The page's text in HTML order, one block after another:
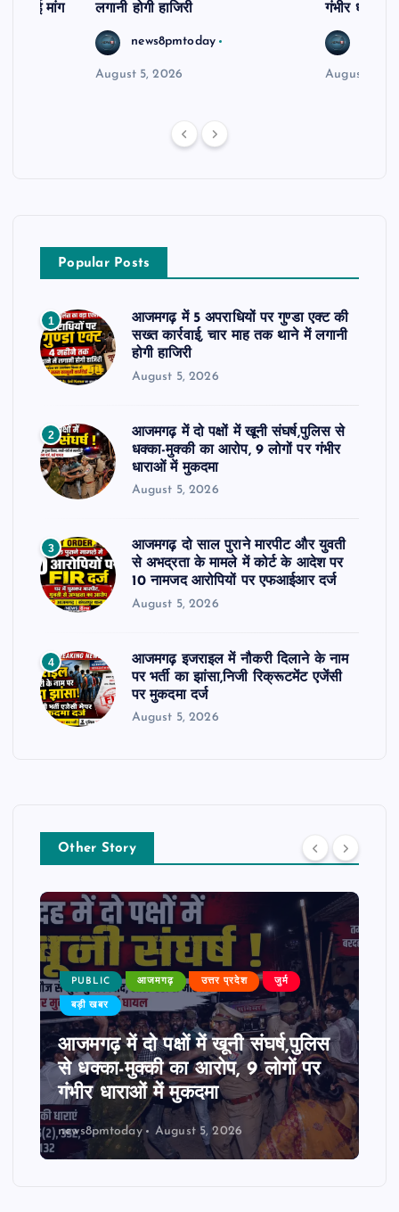
उठाई मांग
लगानी होगी हाजिरी
news8pmtoday
August 5, 2026
गंभीर धाराओं
August 5,
Popular Posts
1
आजमगढ़ में 5 अपराधियों पर गुण्डा एक्ट की
सख्त कार्रवाई, चार माह तक थाने में लगानी
होगी हाजिरी
August 5, 2026
2
आजमगढ़ में दो पक्षों में खूनी संघर्ष,पुलिस से
धक्का-मुक्की का आरोप, 9 लोगों पर गंभीर
धाराओं में मुकदमा
August 5, 2026
3
आजमगढ़ दो साल पुराने मारपीट और युवती
से अभद्रता के मामले में कोर्ट के आदेश पर
10 नामजद आरोपियों पर एफआईआर दर्ज
August 5, 2026
4
आजमगढ़ इजराइल में नौकरी दिलाने के नाम
पर भर्ती का झांसा,निजी रिक्रूटमेंट एजेंसी
पर मुकदमा दर्ज
August 5, 2026
Other Story
PUBLIC आजमगढ़ उत्तर प्रदेश जुर्म
बड़ी खबर
आजमगढ़ में दो पक्षों में खूनी संघर्ष,पुलिस
से धक्का-मुक्की का आरोप, 9 लोगों पर
गंभीर धाराओं में मुकदमा
news8pmtoday August 5, 2026